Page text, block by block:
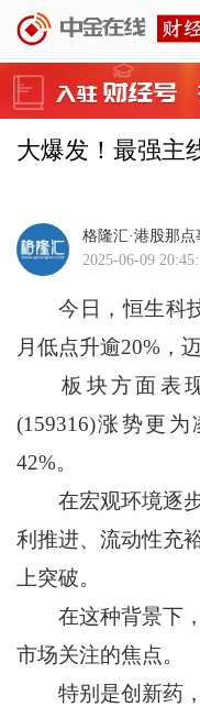
大爆发！最强主
格隆汇·港股那点
2025-06-09
今日，恒生科技
月低点升逾20%，
板块方面表现
(159316)涨势更
42%。
在宏观环境逐步
利推进、流动性充
上突破。
在这种背景下，
市场关注的焦点。
特别是创新药，